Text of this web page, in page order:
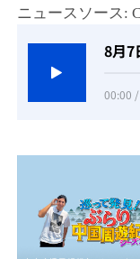
ニュースソース:
8月7
00:00